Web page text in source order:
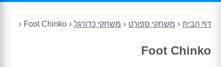
דף הבית משחקי ספורט משחקי כדורגל Foot Chinko
Foot Chinko